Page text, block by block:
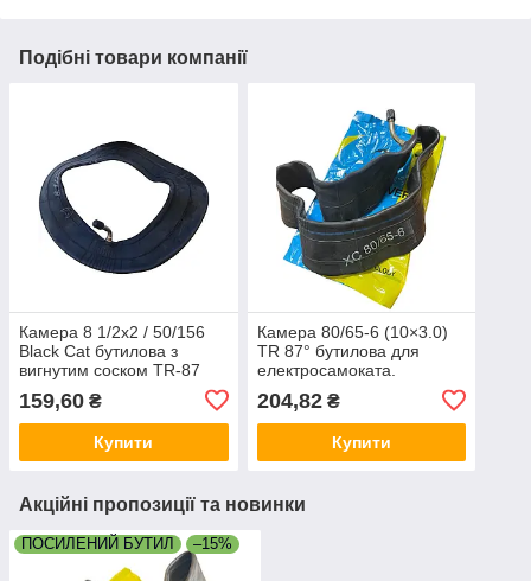
Подібні товари компанії
Камера 8 1/2х2 / 50/156
Black Cat бутилова з
вигнутим соском TR-87
(Xiaomi, Kugoo)
159,60 ₴
Купити
Камера 80/65-6 (10×3.0)
TR 87° бутилова для
електросамоката.
Technology
204,82₴
Купити
Акційні пропозиції та новинки
ПОСИЛЕНИЙ БУТИЛ –15%